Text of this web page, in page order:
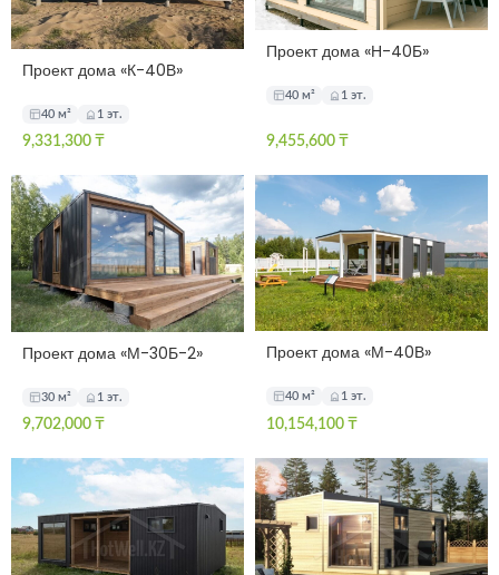
Проект дома «К-40В»
40 м² 1 эт.
9,331,300 ₸
Проект дома «Н-40Б»
40 м² 1 эт.
9,455,600 ₸
Проект дома «М-30Б-2»
30 м² 1 эт.
9,702,000 ₸
Проект дома «М-40В»
40 м² 1 эт.
10,154,100 ₸